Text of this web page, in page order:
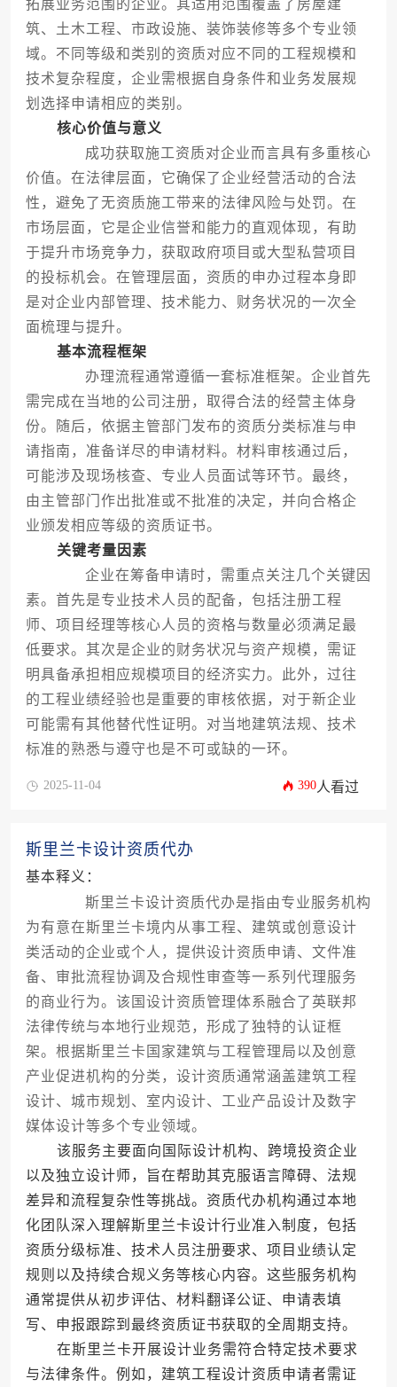
拓展业务范围的企业。其适用范围覆盖了房屋建
筑、土木工程、市政设施、装饰装修等多个专业领
域。不同等级和类别的资质对应不同的工程规模和
技术复杂程度，企业需根据自身条件和业务发展规
划选择申请相应的类别。
核心价值与意义
成功获取施工资质对企业而言具有多重核心
价值。在法律层面，它确保了企业经营活动的合法
性，避免了无资质施工带来的法律风险与处罚。在
市场层面，它是企业信誉和能力的直观体现，有助
于提升市场竞争力，获取政府项目或大型私营项目
的投标机会。在管理层面，资质的申办过程本身即
是对企业内部管理、技术能力、财务状况的一次全
面梳理与提升。
基本流程框架
办理流程通常遵循一套标准框架。企业首先
需完成在当地的公司注册，取得合法的经营主体身
份。随后，依据主管部门发布的资质分类标准与申
请指南，准备详尽的申请材料。材料审核通过后，
可能涉及现场核查、专业人员面试等环节。最终，
由主管部门作出批准或不批准的决定，并向合格企
业颁发相应等级的资质证书。
关键考量因素
企业在筹备申请时，需重点关注几个关键因
素。首先是专业技术人员的配备，包括注册工程
师、项目经理等核心人员的资格与数量必须满足最
低要求。其次是企业的财务状况与资产规模，需证
明具备承担相应规模项目的经济实力。此外，过往
的工程业绩经验也是重要的审核依据，对于新企业
可能需有其他替代性证明。对当地建筑法规、技术
标准的熟悉与遵守也是不可或缺的一环。
2025-11-04 390人看过
斯里兰卡设计资质代办
基本释义：
斯里兰卡设计资质代办是指由专业服务机构
为有意在斯里兰卡境内从事工程、建筑或创意设计
类活动的企业或个人，提供设计资质申请、文件准
备、审批流程协调及合规性审查等一系列代理服务
的商业行为。该国设计资质管理体系融合了英联邦
法律传统与本地行业规范，形成了独特的认证框
架。根据斯里兰卡国家建筑与工程管理局以及创意
产业促进机构的分类，设计资质通常涵盖建筑工程
设计、城市规划、室内设计、工业产品设计及数字
媒体设计等多个专业领域。
该服务主要面向国际设计机构、跨境投资企业
以及独立设计师，旨在帮助其克服语言障碍、法规
差异和流程复杂性等挑战。资质代办机构通过本地
化团队深入理解斯里兰卡设计行业准入制度，包括
资质分级标准、技术人员注册要求、项目业绩认定
规则以及持续合规义务等核心内容。这些服务机构
通常提供从初步评估、材料翻译公证、申请表填
写、申报跟踪到最终资质证书获取的全周期支持。
在斯里兰卡开展设计业务需符合特定技术要求
与法律条件。例如，建筑工程设计资质申请者需证